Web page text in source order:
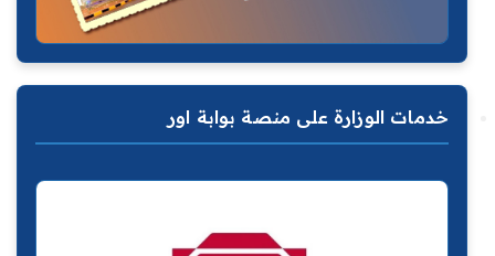
خدمات الوزارة على منصة بوابة اور